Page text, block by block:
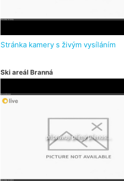
Stránka kamery s živým vysíláním
Ski areál Branná